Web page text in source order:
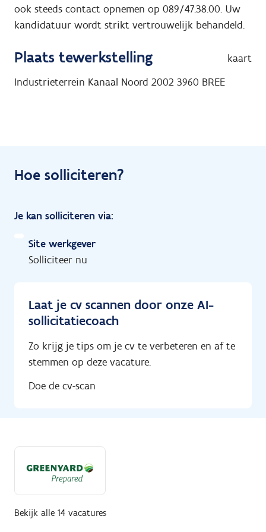
ook steeds contact opnemen op 089/47.38.00. Uw
kandidatuur wordt strikt vertrouwelijk behandeld.
Plaats tewerkstelling
kaart
Industrieterrein Kanaal Noord 2002 3960 BREE
Hoe solliciteren?
Je kan solliciteren via:
Site werkgever
Solliciteer nu
Laat je cv scannen door onze AI-
sollicitatiecoach
Zo krijg je tips om je cv te verbeteren en af te
stemmen op deze vacature.
Doe de cv-scan
Bekijk alle 14 vacatures